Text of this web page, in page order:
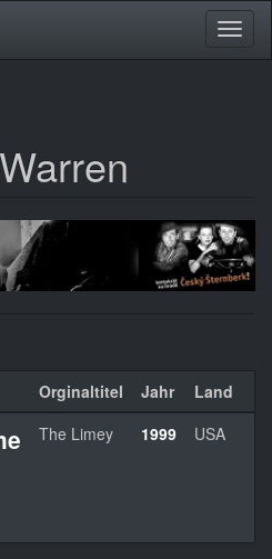
Orginaltitel Jahr Land
The Limey 1999 USA